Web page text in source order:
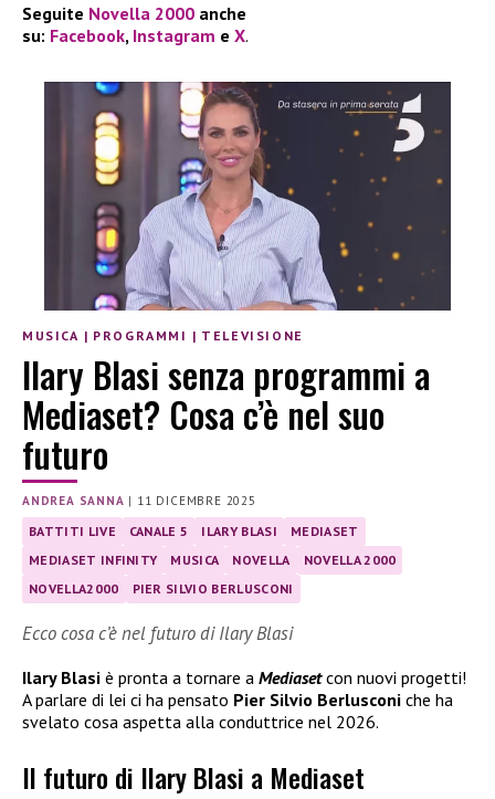
Seguite Novella 2000 anche
su: Facebook, Instagram e X.
MUSICA | PROGRAMMI | TELEVISIONE
Ilary Blasi senza programmi a
Mediaset? Cosa c’è nel suo
futuro
ANDREA SANNA | 11 DICEMBRE 2025
BATTITI LIVE CANALE 5 ILARY BLASI
MEDIASET
MEDIASET INFINITY
MUSICA NOVELLA
NOVELLA 2000
NOVELLA2000
PIER SILVIO BERLUSCONI
Ecco cosa c’è nel futuro di Ilary Blasi
Ilary Blasi è pronta a tornare a Mediasetcon nuovi progetti!
A parlare di lei ci ha pensato Pier Silvio Berlusconi che ha
svelato cosa aspetta alla conduttrice nel 2026.
Il futuro di Ilary Blasi a Mediaset